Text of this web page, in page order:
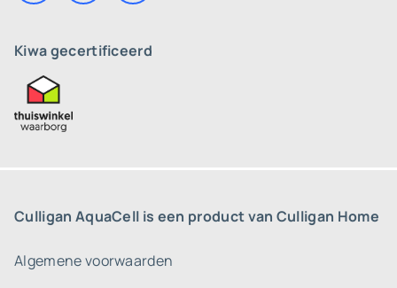
Kiwa gecertificeerd
Culligan AquaCell is een product van Culligan Home
Algemene voorwaarden